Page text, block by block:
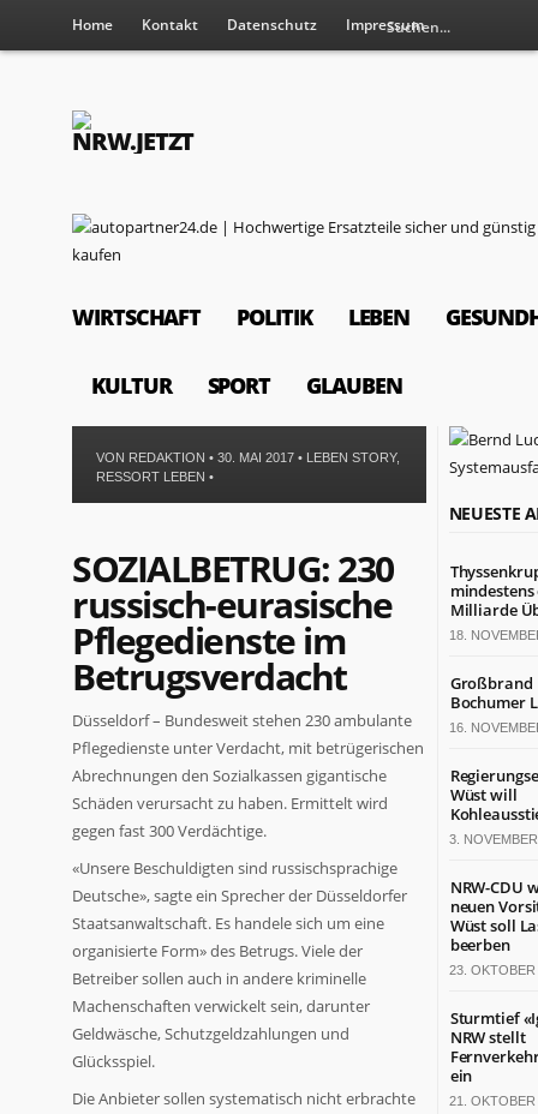
Home Kontakt Datenschutz Impressum
WIRTSCHAFT POLITIK LEBEN
KULTUR SPORT GLAUBEN
VON REDAKTION • 30. MAI 2017 • LEBEN STORY,
RESSORT LEBEN •
SOZIALBETRUG: 230
russisch-eurasische
Pflegedienste im
Betrugsverdacht
Düsseldorf – Bundesweit stehen 230 ambulante
Pflegedienste unter Verdacht, mit betrügerischen
Abrechnungen den Sozialkassen gigantische
Schäden verursacht zu haben. Ermittelt wird
gegen fast 300 Verdächtige.
«Unsere Beschuldigten sind russischsprachige
Deutsche», sagte ein Sprecher der Düsseldorfer
Staatsanwaltschaft. Es handele sich um eine
organisierte Form» des Betrugs. Viele der
Betreiber sollen auch in andere kriminelle
Machenschaften verwickelt sein, darunter
Geldwäsche, Schutzgeldzahlungen und
Glücksspiel.
Die Anbieter sollen systematisch nicht erbrachte
NEUESTE
mindestens
Milliarde
18.
Großbrand
Bochumer
16.
Wüst will
3.
NRW-CDU
neuen
Wüst soll
beerben
23. OKTOBER
Sturmtief
NRW stellt
ein
21. OKTOBER